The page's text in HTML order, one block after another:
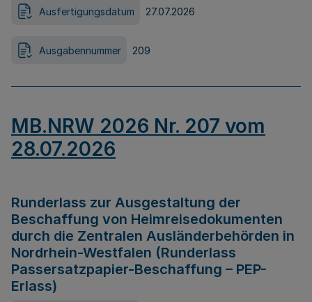
Ausfertigungsdatum 27.07.2026
Ausgabennummer 209
MB.NRW 2026 Nr. 207 vom
28.07.2026
Runderlass zur Ausgestaltung der
Beschaffung von Heimreisedokumenten
durch die Zentralen Ausländerbehörden in
Nordrhein-Westfalen (Runderlass
Passersatzpapier-Beschaffung – PEP-
Erlass)